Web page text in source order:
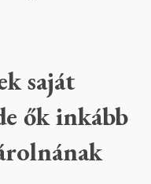
ők inkább